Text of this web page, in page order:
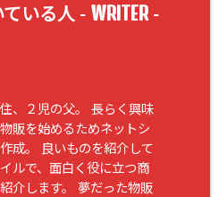
ている人 - WRITER-
、２児の父。 長らく興味
販を始めるためネットシ
成。 良いものを紹介して
ルで、面白く役に立つ商
介します。 夢だった物販